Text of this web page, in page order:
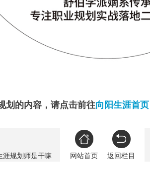
划的内容，请点击前往向阳生涯首页
涯规划师是干嘛
网站首页 返回栏目